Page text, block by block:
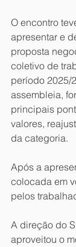
O encontro
apresentar e
proposta
coletivo de
período 2025/
assembleia,
principais
valores,
da categoria.
Após a
colocada em
pelos
A direção do
aproveitou o